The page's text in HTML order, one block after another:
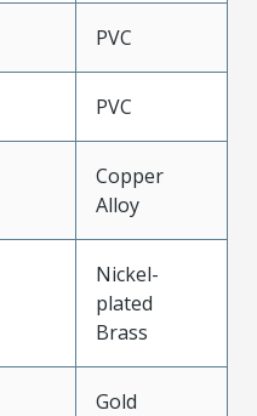
PVC
PVC
Copper
Alloy
Nickel-
plated
Brass
Gold